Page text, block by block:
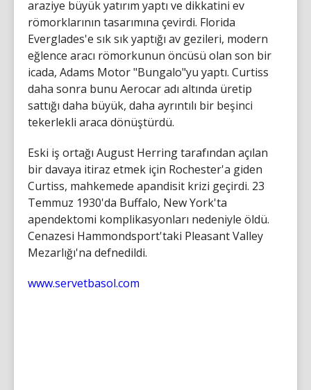
araziye büyük yatırım yaptı ve dikkatini ev
römorklarının tasarımına çevirdi. Florida
Everglades'e sık sık yaptığı av gezileri, modern
eğlence aracı römorkunun öncüsü olan son bir
icada, Adams Motor "Bungalo"yu yaptı. Curtiss
daha sonra bunu Aerocar adı altında üretip
sattığı daha büyük, daha ayrıntılı bir beşinci
tekerlekli araca dönüştürdü.
Eski iş ortağı August Herring tarafından açılan
bir davaya itiraz etmek için Rochester'a giden
Curtiss, mahkemede apandisit krizi geçirdi. 23
Temmuz 1930'da Buffalo, New York'ta
apendektomi komplikasyonları nedeniyle öldü.
Cenazesi Hammondsport'taki Pleasant Valley
Mezarlığı'na defnedildi.
www.servetbasol.com